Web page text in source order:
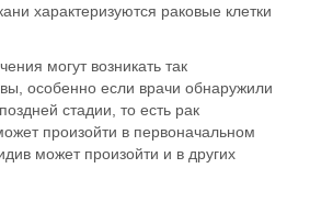
характеризуются раковые клетки
могут возникать так
особенно если врачи обнаружили
стадии, то есть рак
произойти в первоначальном
может произойти и в других